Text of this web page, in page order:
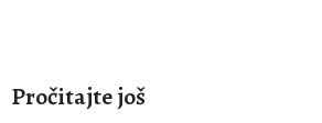
Pročitajte još